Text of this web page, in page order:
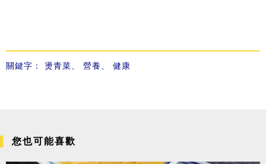
關鍵字： 燙青菜 營養 健康
您也可能喜歡